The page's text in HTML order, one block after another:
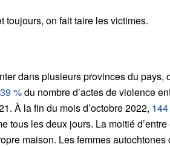
toujours, on fait taire les victimes.
dans plusieurs provinces du pays,
%du nombre d’actes de violence
À la fin du mois d’octobre 2022,
tous les deux jours. La moitié
maison. Les femmes autochtones